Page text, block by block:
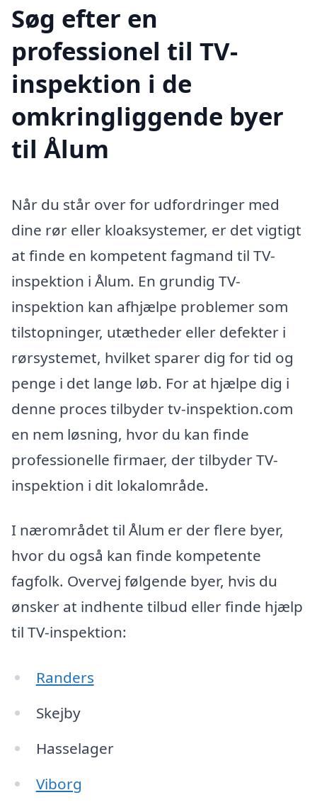
Søg efter en
professionel til TV-
inspektion i de
omkringliggende byer
til Ålum
Når du står over for udfordringer med
dine rør eller kloaksystemer, er det vigtigt
at finde en kompetent fagmand til TV-
inspektion i Ålum. En grundig TV-
inspektion kan afhjælpe problemer som
tilstopninger, utætheder eller defekter i
rørsystemet, hvilket sparer dig for tid og
penge i det lange løb. For at hjælpe dig i
denne proces tilbyder tv-inspektion.com
en nem løsning, hvor du kan finde
professionelle firmaer, der tilbyder TV-
inspektion i dit lokalområde.
I nærområdet til Ålum er der flere byer,
hvor du også kan finde kompetente
fagfolk. Overvej følgende byer, hvis du
ønsker at indhente tilbud eller finde hjælp
til TV-inspektion:
Randers
Skejby
Hasselager
Viborg